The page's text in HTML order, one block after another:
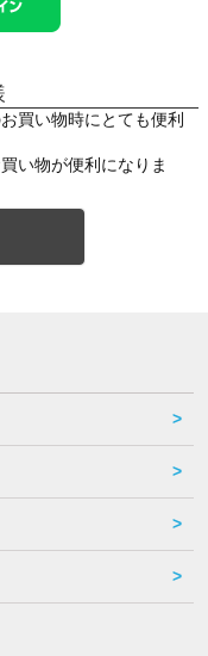
買い物時にとても便利
い物が便利になりま